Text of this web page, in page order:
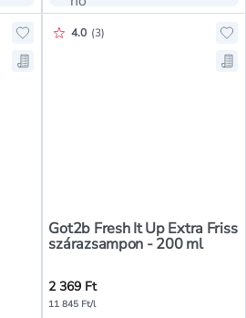
Hozzáadás a kedvencekhez,
Mentés a bevásárló listára,
Got2b Fresh It Up Extra Friss
szárazsampon - 200 ml
Értékelés pontszáma:
4.0 (3)
2 369 Ft
11 845 Ft/l